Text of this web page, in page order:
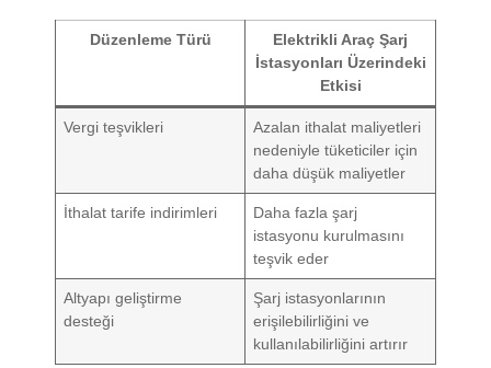
Düzenleme Türü
Elektrikli Araç Şarj
İstasyonları Üzerindeki
Etkisi
Vergi teşvikleri
Azalan ithalat maliyetleri
nedeniyle tüketiciler için
daha düşük maliyetler
İthalat tarife indirimleri
Daha fazla şarj
istasyonu kurulmasını
teşvik eder
Altyapı geliştirme
desteği
Şarj istasyonlarının
erişilebilirliğini ve
kullanılabilirliğini artırır